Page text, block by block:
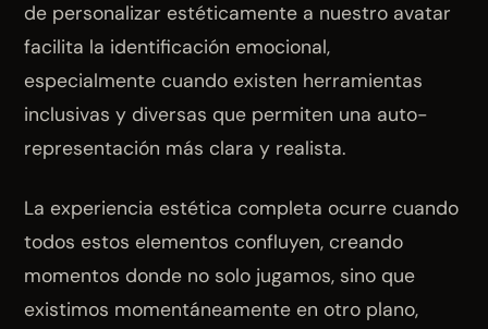
de personalizar estéticamente a nuestro avatar
facilita la identificación emocional,
especialmente cuando existen herramientas
inclusivas y diversas que permiten una auto-
representación más clara y realista.
La experiencia estética completa ocurre cuando
todos estos elementos confluyen, creando
momentos donde no solo jugamos, sino que
existimos momentáneamente en otro plano,